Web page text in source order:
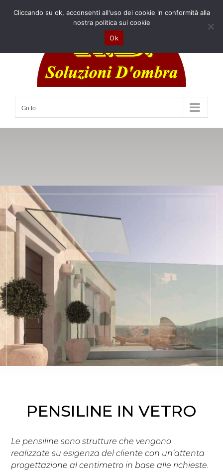
Go to...
Pensiline in
Vetro
PENSILINE IN VETRO
Le pensiline sono strutture che vengono
realizzate su esigenza del cliente con un’attenta
progettazione al centimetro in base alle richieste.
Cliccando su ok, acconsenti all'uso dei cookie in conformità alla
nostra politica sui cookie
Ok